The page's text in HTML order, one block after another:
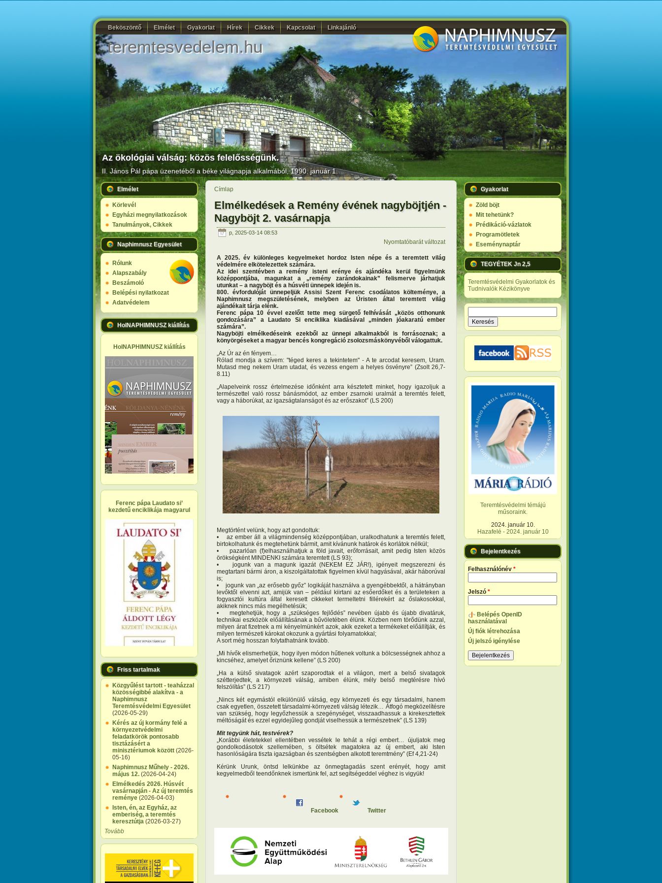
Beköszöntő Elmélet Gyakorlat Hírek Cikkek Kapcsolat Linkajánló
teremtesvedelem.hu
Az ökológiai válság: közös felelősségünk.
II. János Pál pápa üzenetéből a béke világnapja alkalmából, 1990. január 1.
Elmélet
Körlevél
Egyházi megnyilatkozások
Tanulmányok, Cikkek
Naphimnusz Egyesület
Rólunk
Alapszabály
Beszámoló
Belépési nyilatkozat
Adatvédelem
HolNAPHIMNUSZ kiállítás
HolNAPHIMNUSZ kiállítás
Ferenc pápa Laudato si’
kezdetű enciklikája magyarul
Friss tartalmak
Közgyűlést tartott - teaházzal
közösségibbé alakítva - a
Naphimnusz
Teremtésvédelmi Egyesület
(2026-05-29)
Kérés az új kormány felé a
környezetvédelmi
feladatkörök pontosabb
tisztázásért a
minisztériumok között (2026-
05-16)
Naphimnusz Műhely - 2026.
május 12. (2026-04-24)
Elmélkedés 2026. Húsvét
vasárnapján - Az új teremtés
reménye (2026-04-03)
Isten, én, az Egyház, az
emberiség, a teremtés
keresztútja (2026-03-27)
Tovább
Címlap
Elmélkedések a Remény évének nagyböjtjén -
Nagyböjt 2. vasárnapja
p, 2025-03-14 08:53
Nyomtatóbarát változat
A 2025. év különleges kegyelmeket hordoz Isten népe és a teremtett világ
védelmére elkötelezettek számára.
Az idei szentévben a remény isteni erénye és ajándéka kerül figyelmünk
középpontjába, magunkat a „remény zarándokainak” felismerve járhatjuk
utunkat – a nagyböjt és a húsvéti ünnepek idején is.
800. évfordulóját ünnepeljük Assisi Szent Ferenc csodálatos költeménye, a
Naphimnusz megszületésének, melyben az Úristen által teremtett világ
ajándékait tárja elénk.
Ferenc pápa 10 évvel ezelőtt tette meg sürgető felhívását „közös otthonunk
gondozására” a Laudato Si enciklika kiadásával „minden jóakaratú ember
számára”.
Nagyböjti elmélkedéseink ezekből az ünnepi alkalmakból is forrásoznak; a
könyörgéseket a magyar bencés kongregáció zsolozsmáskönyvéből válogattuk.
„Az Úr az én fényem…
Rólad mondja a szívem: "téged keres a tekintetem" - A te arcodat keresem, Uram.
Mutasd meg nekem Uram utadat, és vezess engem a helyes ösvényre” (Zsolt 26,7-
8.11)
„Alapelveink rossz értelmezése időnként arra késztetett minket, hogy igazoljuk a
természettel való rossz bánásmódot, az ember zsarnoki uralmát a teremtés felett,
vagy a háborúkat, az igazságtalanságot és az erőszakot” (LS 200)
Megtörtént velünk, hogy azt gondoltuk:
• az ember áll a világmindenség középpontjában, uralkodhatunk a teremtés felett,
birtokolhatunk és megtehetünk bármit, amit kívánunk határok és korlátok nélkül;
• pazarlóan (f)elhasználhatjuk a föld javait, erőforrásait, amit pedig Isten közös
örökségként MINDENKI számára teremtett (LS 93);
• jogunk van a magunk igazát (NEKEM EZ JÁR!), igényeit megszerezni és
megtartani bármi áron, a kiszolgáltatottak figyelmen kívül hagyásával, akár háborúval
is;
• jogunk van „az erősebb győz” logikáját használva a gyengébbektől, a hátrányban
levőktől elvenni azt, amijük van – például kiirtani az esőerdőket és a területeken a
fogyasztói kultúra által keresett cikkeket termeltetni fillérekért az őslakosokkal,
akiknek nincs más megélhetésük;
• megtehetjük, hogy a „szükséges fejlődés” nevében újabb és újabb divatáruk,
technikai eszközök előállításának a bűvöletében élünk. Közben nem törődünk azzal,
milyen árat fizetnek a mi kényelmünkért azok, akik ezeket a termékeket előállítják, és
milyen természeti károkat okozunk a gyártási folyamatokkal;
A sort még hosszan folytathatnánk tovább.
„Mi hívők elismerhetjük, hogy ilyen módon hűtlenek voltunk a bölcsességnek ahhoz a
kincséhez, amelyet őriznünk kellene” (LS 200)
„Ha a külső sivatagok azért szaporodtak el a világon, mert a belső sivatagok
szétterjedtek, a környezeti válság, amiben élünk, mély belső megtérésre hívó
felszólítás” (LS 217)
„Nincs két egymástól elkülönülő válság, egy környezeti és egy társadalmi, hanem
csak egyetlen, összetett társadalmi-környezeti válság létezik… Átfogó megközelítésre
van szükség, hogy legyőzhessük a szegénységet, visszaadhassuk a kirekesztettek
méltóságát és ezzel egyidejűleg gondját viselhessük a természetnek” (LS 139)
Mit tegyünk hát, testvérek?
„Korábbi életetekkel ellentétben vessétek le tehát a régi embert… újuljatok meg
gondolkodásotok szellemében, s öltsétek magatokra az új embert, aki Isten
hasonlóságára tiszta igazságban és szentségben alkotott teremtmény” (Ef 4,21-24)
Kérünk Urunk, öntsd lelkünkbe az önmegtagadás szent erényét, hogy amit
kegyelmedből teendőnknek ismertünk fel, azt segítségeddel véghez is vigyük!
Facebook Twitter
Gyakorlat
Zöld böjt
Mit tehetünk?
Prédikáció-vázlatok
Programötletek
Eseménynaptár
TEGYÉTEK Jn 2,5
Teremtésvédelmi Gyakorlatok és
Tudnivalók Kézikönyve
Keresés űrlap
Teremtésvédelmi témájú
műsoraink.
2024. január 10.
Hazafelé - 2024. január 10
Bejelentkezés
Felhasználónév *
Jelszó *
Belépés OpenID
használatával
Új fiók létrehozása
Új jelszó igénylése